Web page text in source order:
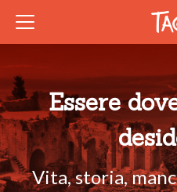
Essere
Vita, storia,